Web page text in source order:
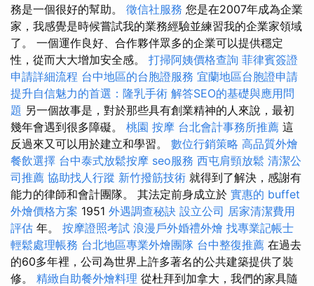
務是一個很好的幫助。 徵信社服務 您是在2007年成為企業
家，我感覺是時候嘗試我的業務經驗並練習我的企業家領域
了。 一個運作良好、合作夥伴眾多的企業可以提供穩定
性，從而大大增加安全感。 打掃阿姨價格查詢 菲律賓簽證
申請詳細流程 台中地區的台胞證服務 宜蘭地區台胞證申請
提升自信魅力的首選：隆乳手術 解答SEO的基礎與應用問
題 另一個故事是，對於那些具有創業精神的人來說，最初
幾年會遇到很多障礙。 桃園 按摩 台北會計事務所推薦 這
反過來又可以用於建立和學習。 數位行銷策略 高品質外燴
餐飲選擇 台中泰式放鬆按摩 seo服務 西屯肩頸放鬆 清潔公
司推薦 協助找人行蹤 新竹撥筋技術 就得到了解決，感謝有
能力的律師和會計團隊。 其法定前身成立於 實惠的 buffet
外燴價格方案 1951 外遇調查秘訣 設立公司 居家清潔費用
評估 年。 按摩證照考試 浪漫戶外婚禮外燴 找專業記帳士
輕鬆處理帳務 台北地區專業外燴團隊 台中整復推薦 在過去
的60多年裡，公司為世界上許多著名的公共建築提供了裝
修。 精緻自助餐外燴料理 從杜拜到加拿大，我們的家具隨